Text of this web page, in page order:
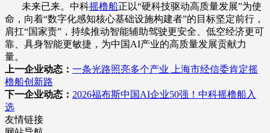
未来已来。中科摇橹船正以“硬科技驱动高质量发展”为使
命，向着“数字化感知核心基础设施构建者”的目标坚定前行，
肩扛“国家责”，持续推动智能辅助驾驶更安全、低空经济更可
靠、具身智能更敏捷，为中国AI产业的高质量发展贡献力
量。
上一企业动态： 一条光路照亮多个产业 上海市经信委肯定摇
橹船创新路
下一企业动态： 2026福布斯中国AI企业50强！中科摇橹船入
选
友情链接